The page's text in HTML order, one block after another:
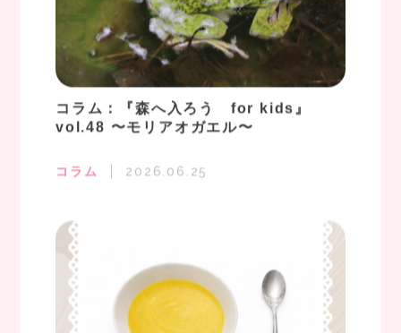
コラム：『森へ入ろう for kids』
vol.48 〜モリアオガエル〜
コラム 2026.06.25